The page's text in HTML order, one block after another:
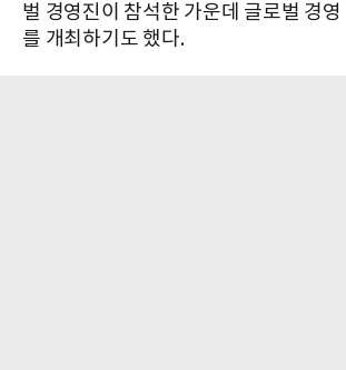
벌 경영진이 참석한 가운데 글로벌 경
를 개최하기도 했다.